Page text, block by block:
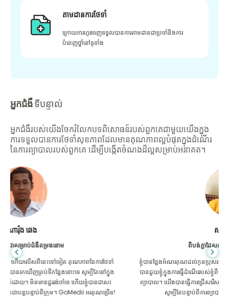
តាមដានការថែទាំ
ក្រោយ​ការ​ហូរ​ចេញ​ទទួល​បាន​ការ​តាមដាន​ជា​ប្រចាំ​និង​ការ​
បំពេញ​ថ្នាំ​នៅ​ទូទាំង​
អ្នកជំងឺទីបន្ទាល់
អ្នកជំងឺរបស់យើងចែករំលែកបទពិសោធន៍របស់ពួកគេជាមួយយើងក្នុង
ការទទួលបានការថែទាំសុខភាពដែលមានគុណភាពល្អបំផុតក្នុងដំណើរ
នៃការព្យាបាលរបស់ពួកគេ ដើម្បីបង្កើតចំណងដ៏ល្អសម្រាប់អនាគត។
ខ្ញុំបានថ្លែងអំណរគុណដល់កូនប្រុសរបស់ខ្ញុំ និងក្រុមដ៏អស្ចារ្យរបស់ GoMedii ដែល
បានជួយខ្ញុំក្នុងការធ្វើដំណើររបស់ខ្ញុំពីបង់ក្លាដែសទៅកាន់ប្រទេសឥណ្ឌាដើម្បីទទួលការ
ព្យាបាល។ យើងបានធ្វើការជ្រើសរើសត្រឹមត្រូវក្នុងការជ្រើសរើស GoMedii ។ ពួកគេ
សូម្បីតែបន្ទាប់ពីការព្យាបាលរក្សាទំនាក់ទំនងដ៏ល្អជាមួយយើង